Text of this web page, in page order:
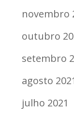
novembro
outubro
setembro
agosto
julho 2021